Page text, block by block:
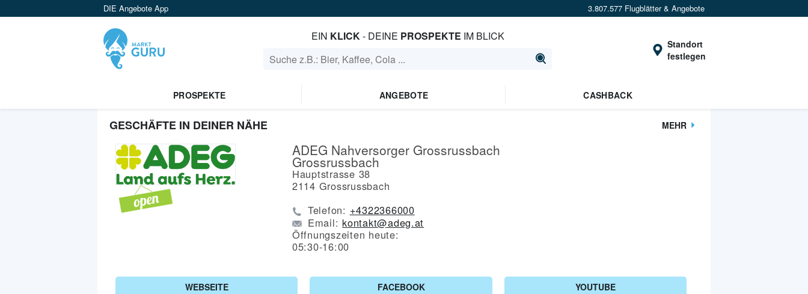
DIE Angebote App 3.807.577 Flugblätter & Angebote
EIN KLICK- DEINE PROSPEKTE IM BLICK
Standort
festlegen
PROSPEKTE ANGEBOTE CASHBACK
GESCHÄFTE IN DEINER NÄHE MEHR
ADEG Nahversorger Grossrussbach
Grossrussbach
Hauptstrasse 38
2114 Grossrussbach
Telefon: +4322366000
Email: kontakt@adeg.at
Öffnungszeiten heute:
05:30-16:00
WEBSEITE FACEBOOK YOUTUBE